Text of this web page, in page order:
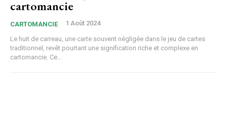
cartomancie
CARTOMANCIE 1 Août 2024
Le huit de carreau, une carte souvent négligée dans le jeu de cartes
traditionnel, revêt pourtant une signification riche et complexe en
cartomancie. Ce...